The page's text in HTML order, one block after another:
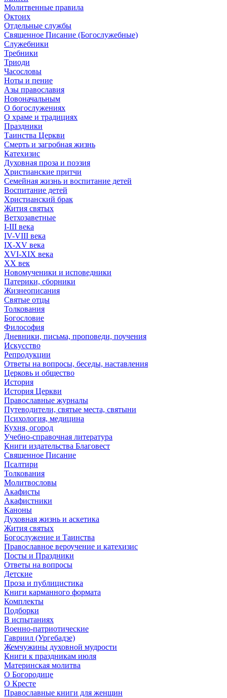
Молитвенные правила
Октоих
Отдельные службы
Священное Писание (Богослужебные)
Служебники
Требники
Триоди
Часословы
Ноты и пение
Азы православия
Новоначальным
О богослужениях
О храме и традициях
Праздники
Таинства Церкви
Смерть и загробная жизнь
Катехизис
Духовная проза и поэзия
Христианские притчи
Семейная жизнь и воспитание детей
Воспитание детей
Христианский брак
Жития святых
Ветхозаветные
I-III века
IV-VIII века
IX-XV века
XVI-XIX века
XX век
Новомученики и исповедники
Патерики, сборники
Жизнеописания
Святые отцы
Толкования
Богословие
Философия
Дневники, письма, проповеди, поучения
Искусство
Репродукции
Ответы на вопросы, беседы, наставления
Церковь и общество
История
История Церкви
Православные журналы
Путеводители, святые места, святыни
Психология, медицина
Кухня, огород
Учебно-справочная литература
Книги издательства Благовест
Священное Писание
Псалтири
Толкования
Молитвословы
Акафисты
Акафистники
Каноны
Духовная жизнь и аскетика
Жития святых
Богослужение и Таинства
Православное вероучение и катехизис
Посты и Праздники
Ответы на вопросы
Детские
Проза и публицистика
Книги карманного формата
Комплекты
Подборки
В испытаниях
Военно-патриотические
Гавриил (Ургебадзе)
Жемчужины духовной мудрости
Книги к праздникам июля
Материнская молитва
О Богородице
О Кресте
Православные книги для женщин